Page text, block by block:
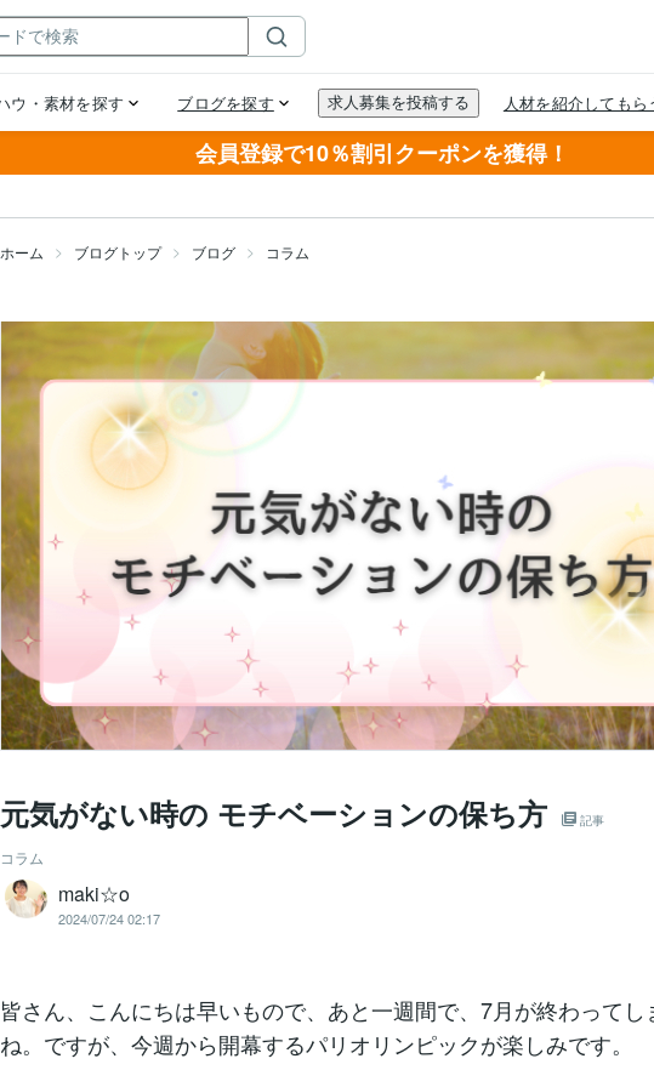
会員登録で10％割引クーポンを獲得！
ホーム ブログトップ ブログ コラム
元気がない時の モチベーションの保ち方 記事
コラム
maki☆o
2024/07/24 02:17
皆さん、こんにちは早いもので、あと一週間で、7月が終わってし
ね。ですが、今週から開幕するパリオリンピックが楽しみです。